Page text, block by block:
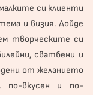
си клиенти
и визия. Дойде
творческите си
сватбени и
от желанието
по-вкусен и по-